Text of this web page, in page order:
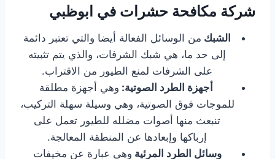
شركة مكافحة حشرات في ابوظبي
الشبك من الوسائل الفعالة أيضا والتي تعتبر دائمة
إلى حد ما، هي شبك الشرفات، والذي يتم تثبيته
على الشرفات لمنع الطيور من الاقتراب.
أجهزة الطرد الصوتية: وهي أجهزة مطلقة
للموجات فوق الصوتية، وهي وسيلة سهلة التركيب،
تنبعث منها أصوات مضلله للطيور تعمل على
إرباكها وإبعادها عن المنطقة المعالجة.
وسائل الطرد المرئية وهي عبارة عن مخيفات